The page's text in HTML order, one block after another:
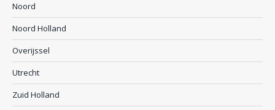
Noord
Noord Holland
Overijssel
Utrecht
Zuid Holland